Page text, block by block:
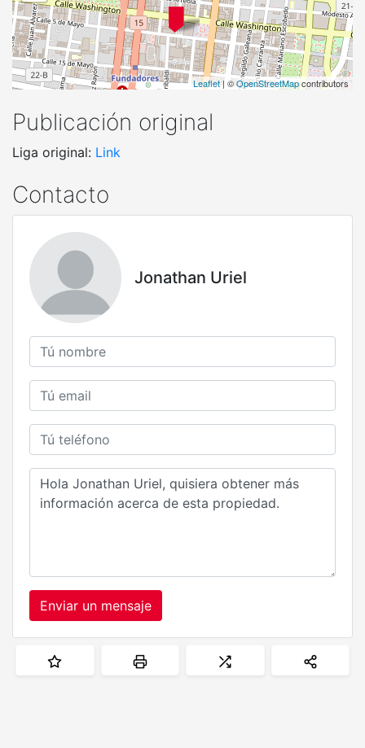
Leaflet| ©OpenStreetMapcontributors
Publicación original
Liga original: Link
Contacto
Jonathan Uriel
Enviar un mensaje